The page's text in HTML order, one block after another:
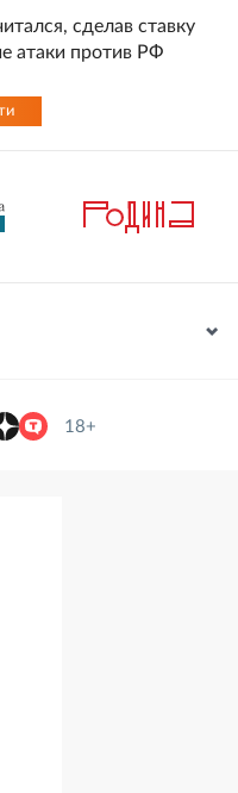
сделав ставку
атаки против РФ
18+